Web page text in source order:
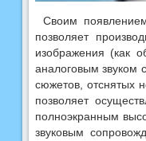
Своим
позволяет
изображения (как
аналоговым звуком
сюжетов, отснятых
позволяет
полноэкранным
звуковым